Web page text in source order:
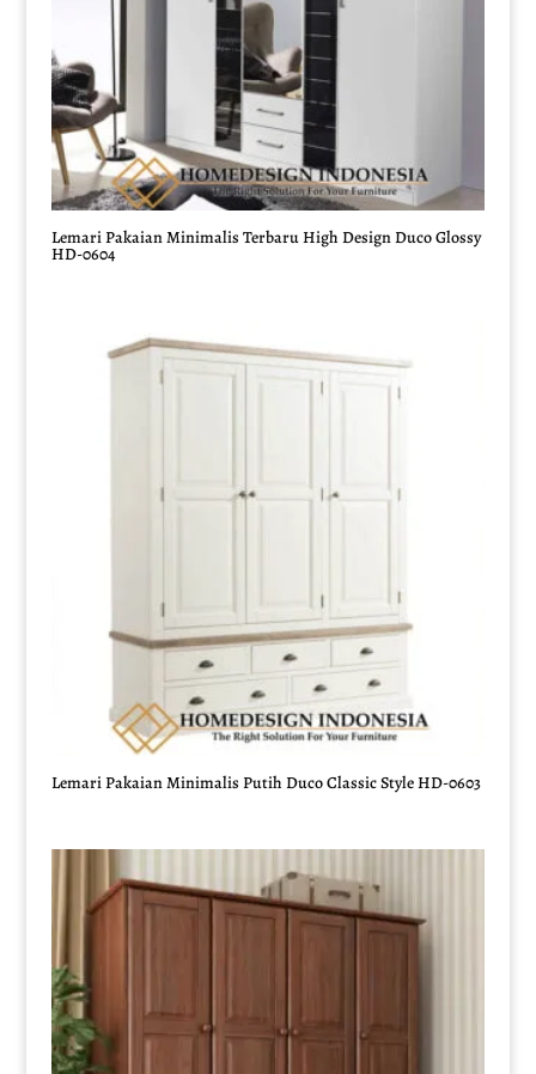
Lemari Pakaian Minimalis Terbaru High Design Duco Glossy
HD-0604
Lemari Pakaian Minimalis Putih Duco Classic Style HD-0603